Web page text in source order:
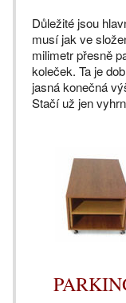
Důležité jsou
musí jak ve
milimetr přesně
koleček. Ta je
jasná konečná
Stačí už jen